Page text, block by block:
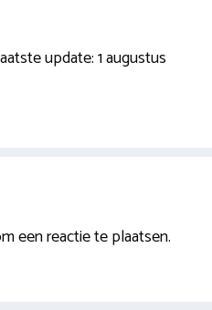
update: 1 augustus
een reactie te plaatsen.